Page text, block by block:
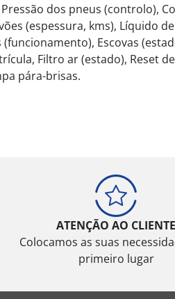
dos pneus (controlo),
(espessura, kms), Líquido
Escovas
Filtro ar (estado), Reset
pára-brisas.
ATENÇÃO AO CLIENTE
Colocamos as suas
primeiro lugar